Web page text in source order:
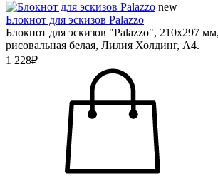
new
Блокнот для эскизов Palazzo
Блокнот для эскизов "Palazzo", 210х297
рисовальная белая, Лилия Холдинг, А4.
1 228₽